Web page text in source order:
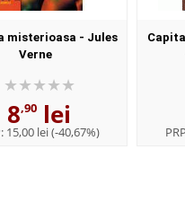
misterioasa - Jules
Verne
8,90 lei
15,00 lei(-40,67%)